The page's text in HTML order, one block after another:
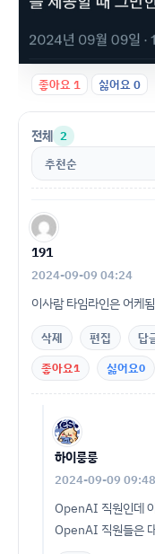
좋아요 1 싫어요 0
전체 2
191
2024-09-09 04:24
이사람 타임라인은 어케
삭제 편집
답
좋아요1 싫어요0
하이룽룽
2024-09-09 09:48
OpenAI 직원인데
OpenAI 직원들은